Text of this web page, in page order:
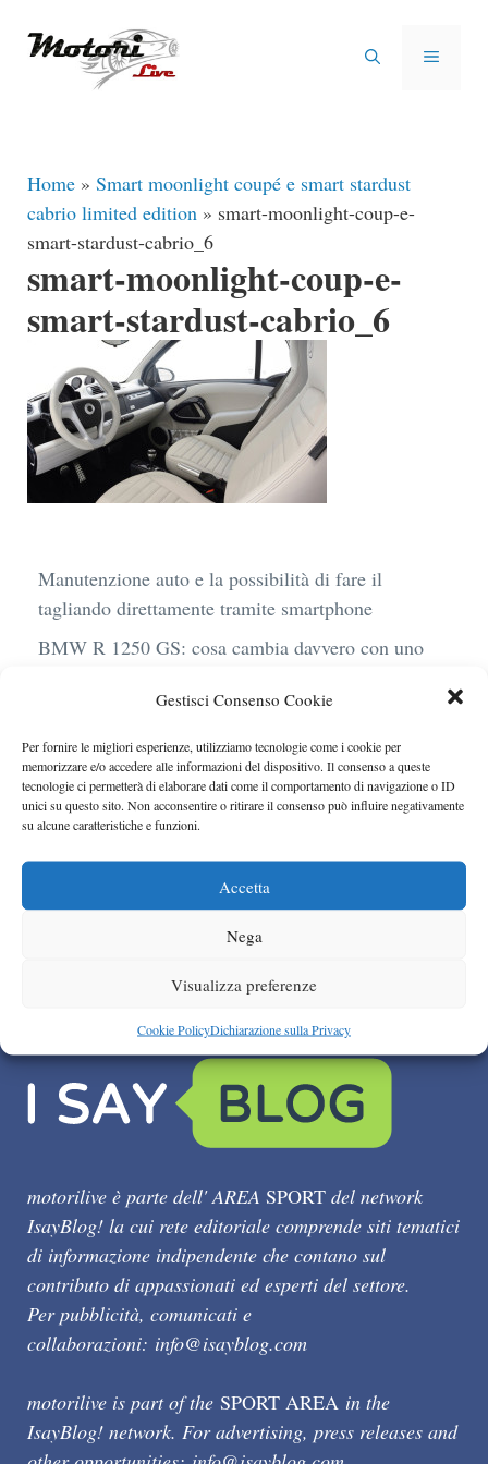
Gestisci Consenso Cookie
Per fornire le migliori esperienze, utilizziamo tecnologie come i cookie per
memorizzare e/o accedere alle informazioni del dispositivo. Il consenso a queste
tecnologie ci permetterà di elaborare dati come il comportamento di navigazione o ID
unici su questo sito. Non acconsentire o ritirare il consenso può influire negativamente
su alcune caratteristiche e funzioni.
Accetta
Nega
Visualizza preferenze
Cookie PolicyDichiarazione sulla Privacy
MENU
Home » Smart moonlight coupé e smart stardust
cabrio limited edition » smart-moonlight-coup-e-
smart-stardust-cabrio_6
smart-moonlight-coup-e-
smart-stardust-cabrio_6
Manutenzione auto e la possibilità di fare il
tagliando direttamente tramite smartphone
BMW R 1250 GS: cosa cambia davvero con uno
sostenibile, stile, anche con noleggio a lungo
termine
Ufficiale l’arrivo degli stop lampeggianti
Le caratteristiche del motore Turbo 100 di
Peugeot
motorilive è parte dell' AREA SPORT del network
IsayBlog! la cui rete editoriale comprende siti tematici
di informazione indipendente che contano sul
contributo di appassionati ed esperti del settore.
Per pubblicità, comunicati e
collaborazioni: info@isayblog.com
motorilive is part of the SPORT AREA in the
IsayBlog! network. For advertising, press releases and